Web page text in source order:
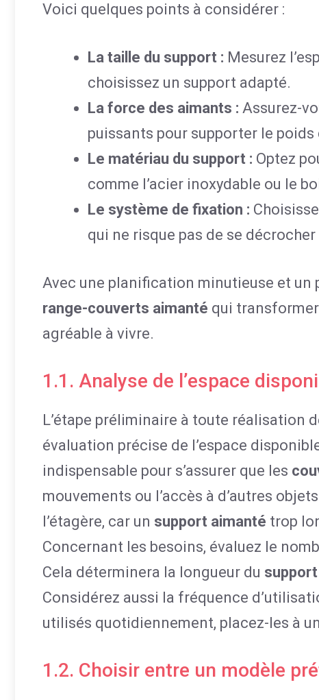
Voici quelques points à considérer :
La taille du support : Mesurez
choisissez un support adapté.
La force des aimants : Assurez-
puissants pour supporter le poids
Le matériau du support : Optez
comme l’acier inoxydable ou le
Le système de fixation :
qui ne risque pas de se
Avec une planification minutieuse et un
range-couverts aimanté qui
agréable à vivre.
1.1. Analyse de l’espace
L’étape préliminaire à toute réalisation
évaluation précise de l’espace
indispensable pour s’assurer que les
mouvements ou l’accès à d’autres
l’étagère, car un support aimanté trop
Concernant les besoins, évaluez le
Cela déterminera la longueur du support
Considérez aussi la fréquence
utilisés quotidiennement, placez-les à
1.2. Choisir entre un modèle